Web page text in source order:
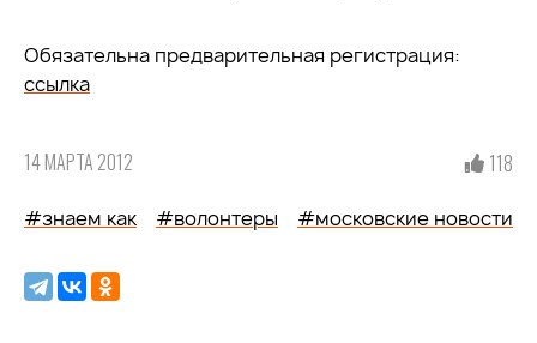
Обязательна предварительная регистрация:
ссылка
14 МАРТА 2012 118
#знаем как #волонтеры #московские новости